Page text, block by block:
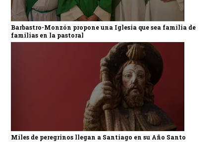
Barbastro-Monzón propone una Iglesia que sea familia de
familias en la pastoral
Miles de peregrinos llegan a Santiago en su Año Santo